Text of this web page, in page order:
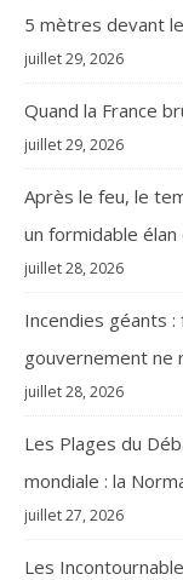
5 mètres devant
juillet 29, 2026
Quand la France
juillet 29, 2026
Après le feu, le
un formidable
juillet 28, 2026
Incendies géants :
gouvernement ne
juillet 28, 2026
Les Plages du
mondiale : la
juillet 27, 2026
Les